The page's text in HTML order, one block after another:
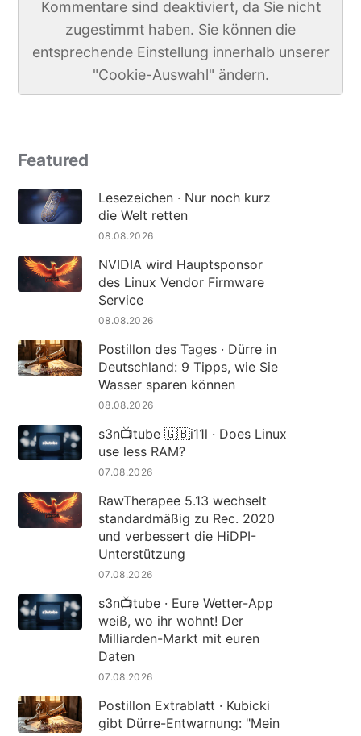
Kommentare sind deaktiviert, da Sie nicht
zugestimmt haben. Sie können die
entsprechende Einstellung innerhalb unserer
"Cookie-Auswahl" ändern.
Featured
Lesezeichen · Nur noch kurz
die Welt retten
08.08.2026
NVIDIA wird Hauptsponsor
des Linux Vendor Firmware
Service
08.08.2026
Postillon des Tages · Dürre in
Deutschland: 9 Tipps, wie Sie
Wasser sparen können
08.08.2026
s3n📺tube 🇬🇧i11l · Does Linux
use less RAM?
07.08.2026
RawTherapee 5.13 wechselt
standardmäßig zu Rec. 2020
und verbessert die HiDPI-
Unterstützung
07.08.2026
s3n📺tube · Eure Wetter-App
weiß, wo ihr wohnt! Der
Milliarden-Markt mit euren
Daten
07.08.2026
Postillon Extrablatt · Kubicki
gibt Dürre-Entwarnung: "Mein